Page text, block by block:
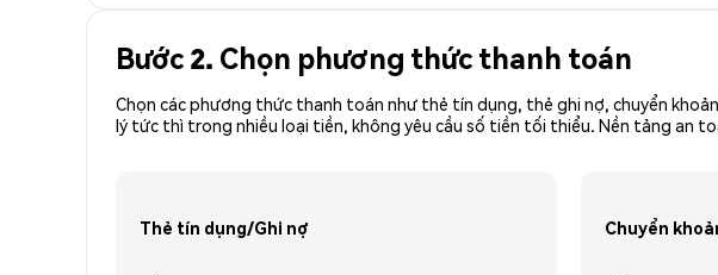
Bước 2. Chọn phương thức thanh toán
Chọn các phương thức thanh toán như thẻ tín dụng, thẻ ghi nợ, chuyển
lý tức thì trong nhiều loại tiền, không yêu cầu số tiền tối thiểu. Nền tảng an
Thẻ tín dụng/Ghi nợ Chuyển